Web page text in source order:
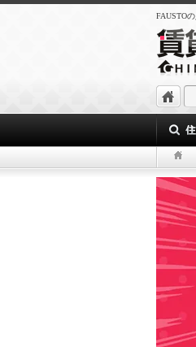
FAUSTOの